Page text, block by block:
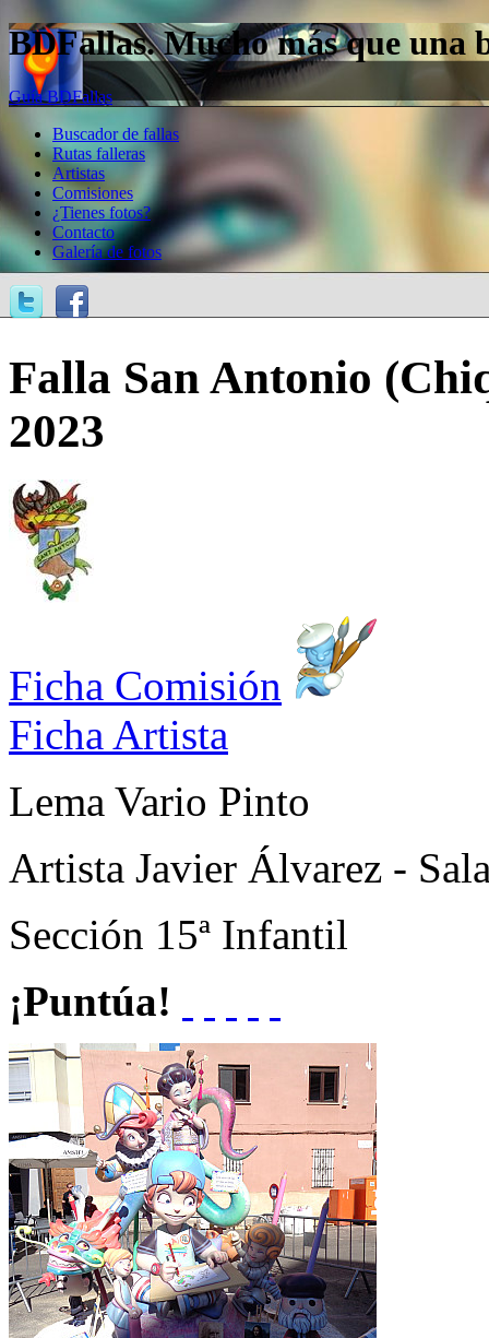
BDFallas. Mucho más que una
Guía BDFallas
Buscador de fallas
Rutas falleras
Artistas
Comisiones
¿Tienes fotos?
Contacto
Galería de fotos
Falla San Antonio
2023
Ficha Comisión
Ficha Artista
Lema Vario Pinto
Artista Javier Álvarez -
Sección 15ª Infantil
¡Puntúa!